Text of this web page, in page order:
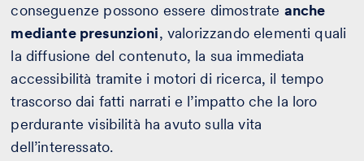
conseguenze possono essere dimostrate anche
mediante presunzioni, valorizzando elementi quali
la diffusione del contenuto, la sua immediata
accessibilità tramite i motori di ricerca, il tempo
trascorso dai fatti narrati e l’impatto che la loro
perdurante visibilità ha avuto sulla vita
dell’interessato.